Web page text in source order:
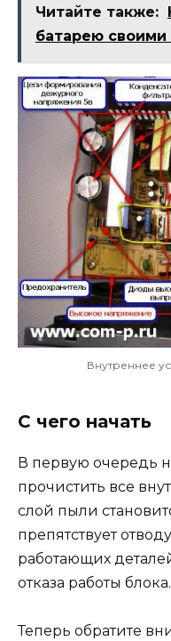
Читайте также:
батарею своими
Внутреннее
С чего начать
В первую очередь
прочистить все
слой пыли
препятствует
работающих
отказа работы блока.
Теперь обратите